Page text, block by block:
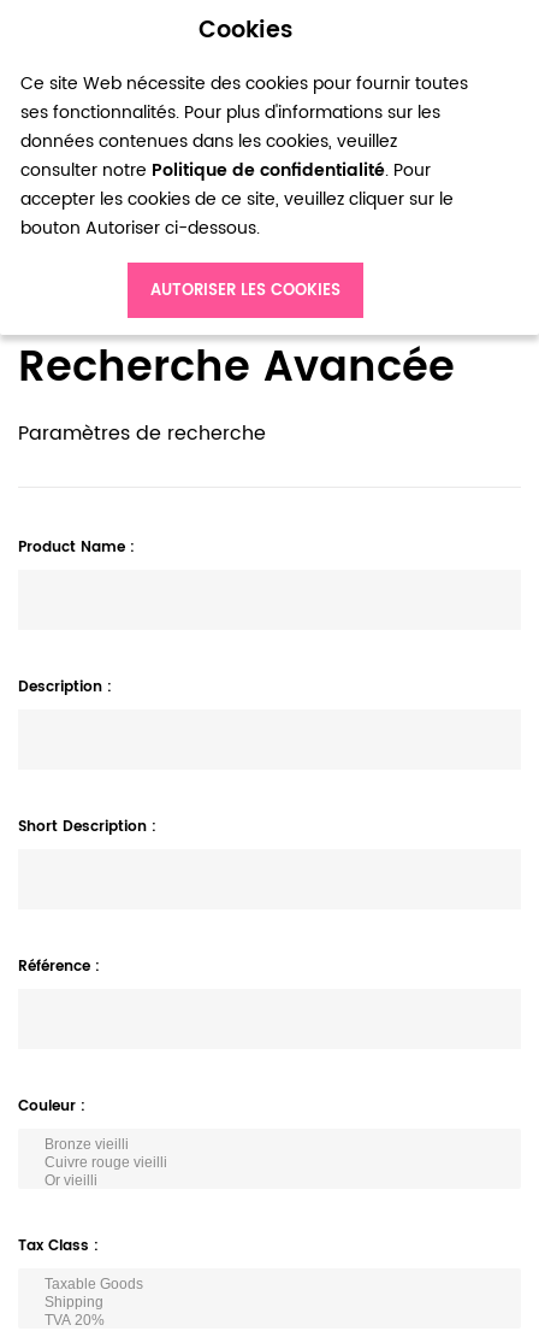
Cookies
Ce site Web nécessite des cookies pour fournir toutes
ses fonctionnalités. Pour plus d'informations sur les
données contenues dans les cookies, veuillez
consulter notre Politique de confidentialité. Pour
accepter les cookies de ce site, veuillez cliquer sur le
bouton Autoriser ci-dessous.
AUTORISER LES COOKIES
0
Recherche avancée dans le catalogue
Recherche Avancée
Paramètres de recherche
Product Name
Description
Short Description
Référence
Couleur
Tax Class